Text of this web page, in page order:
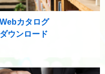
Webカタログ
ダウンロード